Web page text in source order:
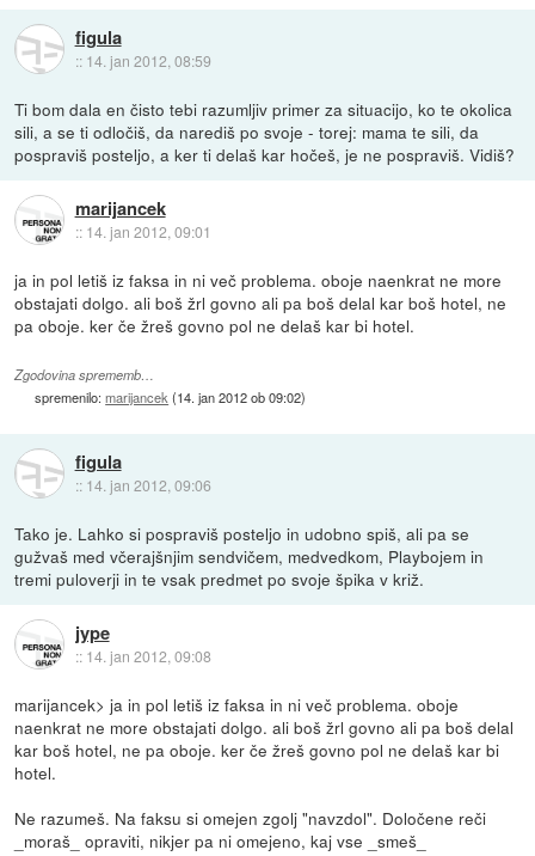
figula
:: 14. jan 2012, 08:59
Ti bom dala en čisto tebi razumljiv primer za situacijo, ko te okolica
sili, a se ti odločiš, da narediš po svoje - torej: mama te sili, da
pospraviš posteljo, a ker ti delaš kar hočeš, je ne pospraviš. Vidiš?
marijancek
:: 14. jan 2012, 09:01
ja in pol letiš iz faksa in ni več problema. oboje naenkrat ne more
obstajati dolgo. ali boš žrl govno ali pa boš delal kar boš hotel, ne
pa oboje. ker če žreš govno pol ne delaš kar bi hotel.
Zgodovina sprememb…
spremenilo:marijancek (14. jan 2012 ob 09:02)
figula
:: 14. jan 2012, 09:06
Tako je. Lahko si pospraviš posteljo in udobno spiš, ali pa se
gužvaš med včerajšnjim sendvičem, medvedkom, Playbojem in
tremi puloverji in te vsak predmet po svoje špika v križ.
jype
:: 14. jan 2012, 09:08
marijancek> ja in pol letiš iz faksa in ni več problema. oboje
naenkrat ne more obstajati dolgo. ali boš žrl govno ali pa boš delal
kar boš hotel, ne pa oboje. ker če žreš govno pol ne delaš kar bi
hotel.
Ne razumeš. Na faksu si omejen zgolj "navzdol". Določene reči
_moraš_ opraviti, nikjer pa ni omejeno, kaj vse _smeš_